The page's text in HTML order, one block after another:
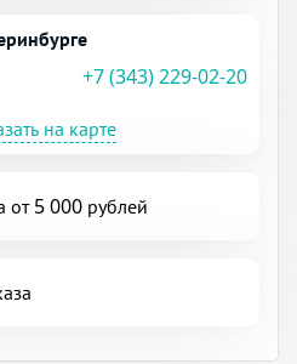
+7 (343) 229-02-20
на карте
от 5 000 рублей